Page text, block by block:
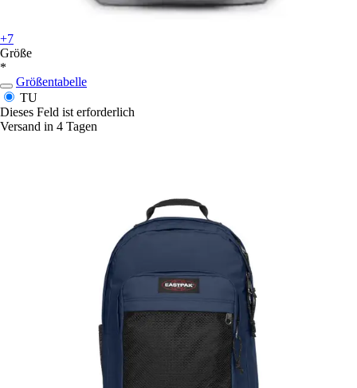
+7
Größe
*
Größentabelle
TU
Dieses Feld ist erforderlich
Versand in 4 Tagen